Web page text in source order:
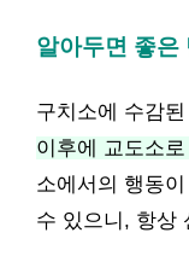
알아두면 좋은
구치소에 수감
이후에 교도소
소에서의 행동
수 있으니, 항상